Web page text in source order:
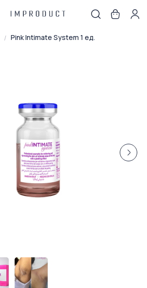
Pink Intimate System 1 ед.